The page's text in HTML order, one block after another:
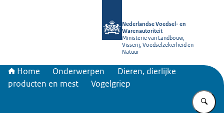
Nederlandse Voedsel- en
Warenautoriteit
Ministerie van Landbouw,
Visserij, Voedselzekerheid en
Natuur
Home Onderwerpen
Dieren, dierlijke
producten en mest
Vogelgriep